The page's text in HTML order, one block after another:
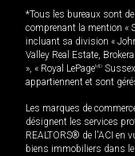
*Tous les bureaux sont
comprenant la mention «
incluant sa division «
Valley Real Estate,
», « Royal LePageMD
appartiennent et sont
Les marques de
désignent les services
REALTORS® de l'ACI en
biens immobiliers dans